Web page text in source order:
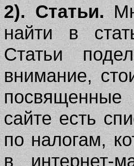
2). Статьи.
найти в
Статьи
внимание,
сайте есть
по налогам,
в интернет-